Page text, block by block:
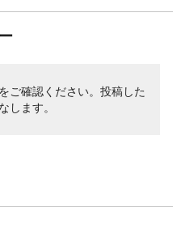
をご確認ください。投稿した
します。